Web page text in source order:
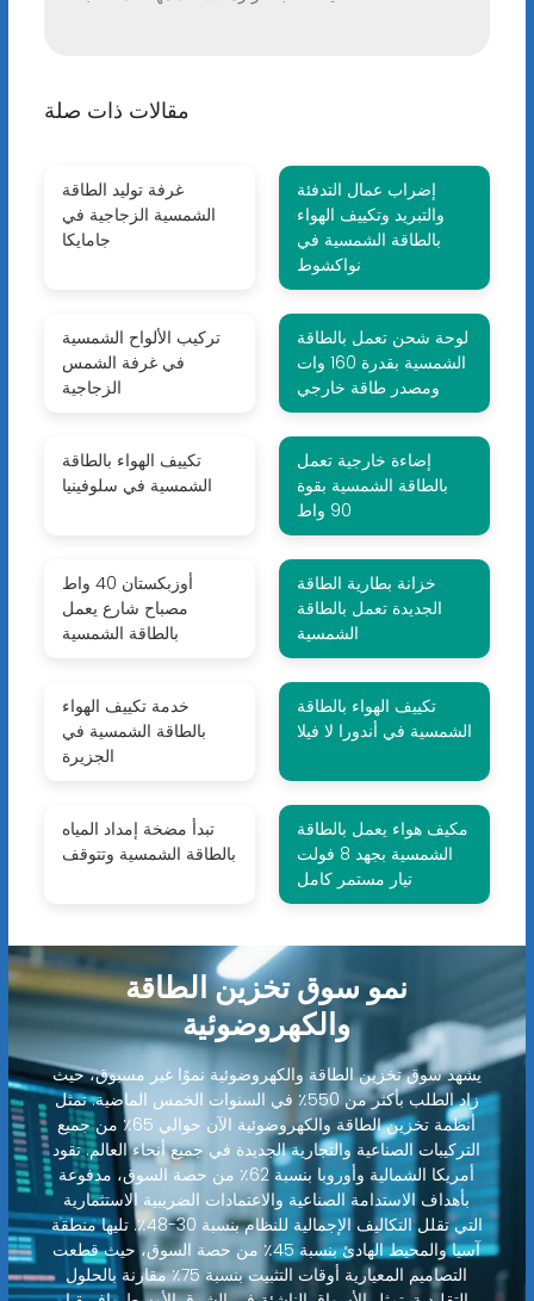
مقالات ذات صلة
غرفة توليد الطاقة
الشمسية الزجاجية في
جامايكا
إضراب عمال التدفئة
والتبريد وتكييف الهواء
بالطاقة الشمسية في
نواكشوط
تركيب الألواح الشمسية
في غرفة الشمس
الزجاجية
لوحة شحن تعمل بالطاقة
الشمسية بقدرة 160 وات
ومصدر طاقة خارجي
تكييف الهواء بالطاقة
الشمسية في سلوفينيا
إضاءة خارجية تعمل
بالطاقة الشمسية بقوة
90 واط
أوزبكستان 40 واط
مصباح شارع يعمل
بالطاقة الشمسية
خزانة بطارية الطاقة
الجديدة تعمل بالطاقة
الشمسية
خدمة تكييف الهواء
بالطاقة الشمسية في
الجزيرة
تكييف الهواء بالطاقة
الشمسية في أندورا لا فيلا
تبدأ مضخة إمداد المياه
بالطاقة الشمسية وتتوقف
مكيف هواء يعمل بالطاقة
الشمسية بجهد 8 فولت
تيار مستمر كامل
نمو سوق تخزين الطاقة
والكهروضوئية
يشهد سوق تخزين الطاقة والكهروضوئية نموًا غير مسبوق، حيث
زاد الطلب بأكثر من 550٪ في السنوات الخمس الماضية. تمثل
أنظمة تخزين الطاقة والكهروضوئية الآن حوالي 65٪ من جميع
التركيبات الصناعية والتجارية الجديدة في جميع أنحاء العالم. تقود
أمريكا الشمالية وأوروبا بنسبة 62٪ من حصة السوق، مدفوعة
بأهداف الاستدامة الصناعية والاعتمادات الضريبية الاستثمارية
التي تقلل التكاليف الإجمالية للنظام بنسبة 30-48٪. تليها منطقة
آسيا والمحيط الهادئ بنسبة 45٪ من حصة السوق، حيث قطعت
التصاميم المعيارية أوقات التثبيت بنسبة 75٪ مقارنة بالحلول